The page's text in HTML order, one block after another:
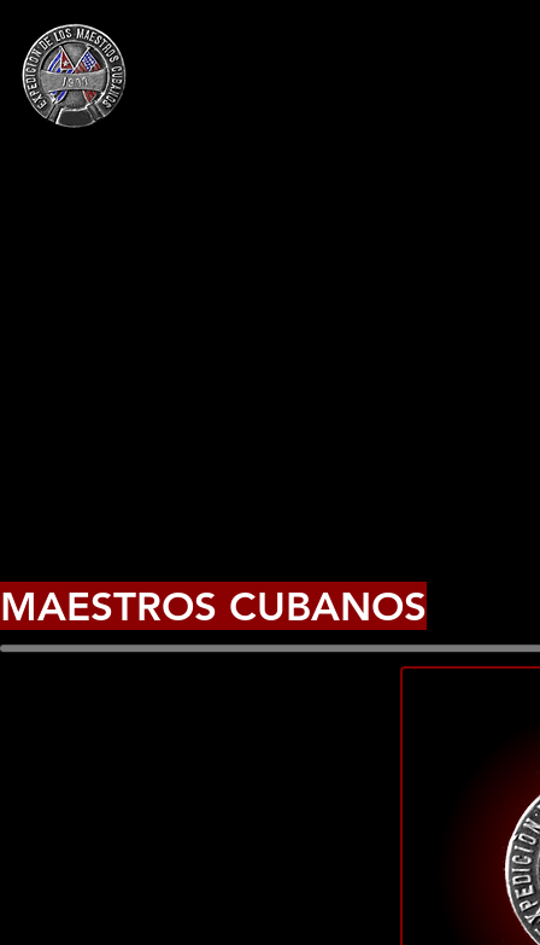
MAESTROS CUBANOS